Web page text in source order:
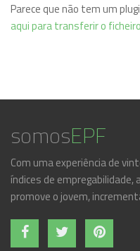
Parece que não tem um
aqui para transferir o
somosEPF
Com uma experiência de
índices de empregabilidade,
promove o jovem,